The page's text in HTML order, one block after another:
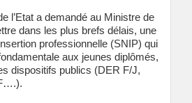
l’Etat a demandé au Ministre de
dans les plus brefs délais, une
professionnelle (SNIP) qui
aux jeunes diplômés,
dispositifs publics (DER F/J,